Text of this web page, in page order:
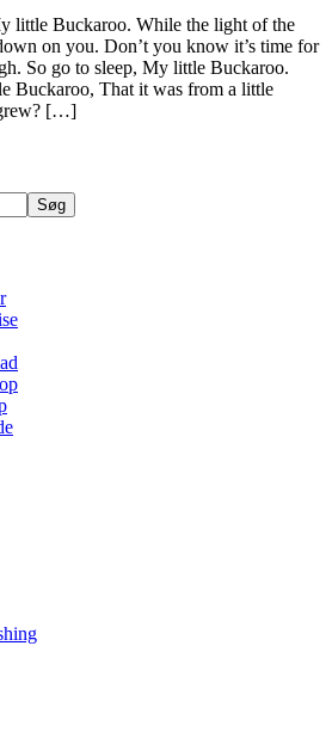
little Buckaroo. While the light of the
on you. Don’t you know it’s time for
So go to sleep, My little Buckaroo.
Buckaroo, That it was from a little
[…]